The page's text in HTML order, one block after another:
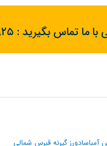
ما تماس بگیرید :
گیرنه قبرس شمالی